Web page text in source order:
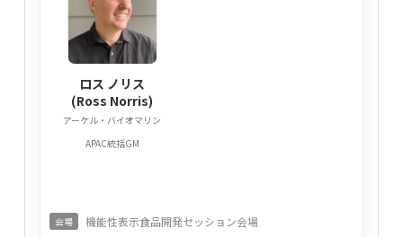
ロス ノリス
(Ross Norris)
アーケル・バイオマリン
APAC統括GM
会場 機能性表示食品開発セッション会場